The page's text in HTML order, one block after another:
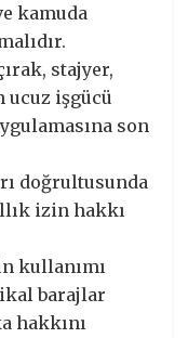
kamuda
stajyer,
işgücü
son
doğrultusunda
izin hakkı
kullanımı
barajlar
hakkını